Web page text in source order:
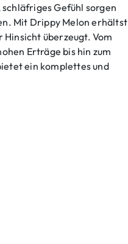
Gefühl sorgen
Mit Drippy Melon erhältst
überzeugt. Vom
Erträge bis hin zum
ein komplettes und